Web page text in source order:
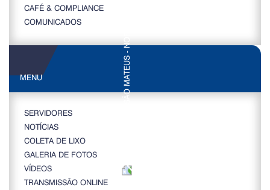
CAFÉ & COMPLIANCE
COMUNICADOS
MENU
SERVIDORES
NOTÍCIAS
COLETA DE LIXO
GALERIA DE FOTOS
VÍDEOS
TRANSMISSÃO ONLINE